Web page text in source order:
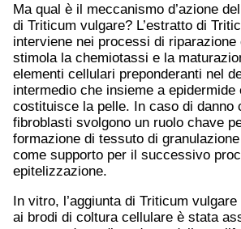
Ma qual è il meccanismo d’azione
di Triticum vulgare? L’estratto di
interviene nei processi di riparazione
stimola la chemiotassi e la
elementi cellulari preponderanti nel
intermedio che insieme a epidermide
costituisce la pelle. In caso di danno
fibroblasti svolgono un ruolo chave
formazione di tessuto di
come supporto per il successivo
epitelizzazione.
In vitro, l’aggiunta di Triticum
ai brodi di coltura cellulare è stata